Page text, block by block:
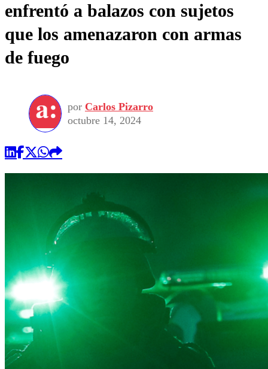
enfrentó a balazos con sujetos
que los amenazaron con armas
de fuego
por Carlos Pizarro
octubre 14, 2024